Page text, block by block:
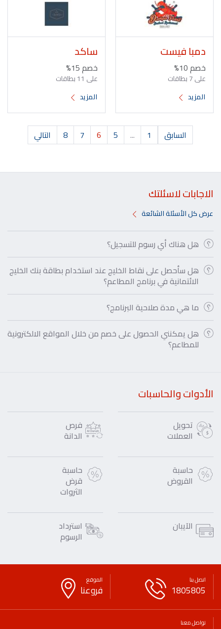
دمبا فيست
خصم 10%
على 7 بطاقات
المزيد
ساكد
خصم 15%
على 11 بطاقات
المزيد
السابق 1
...
5
6
7
8 التالي
الاجابات لاسئلتك
عرض كل الأسئلة الشائعة
هل هناك أي رسوم للتسجيل؟
هل سأحصل على نقاط الخليج عند استخدام بطاقة بنك الخليج
الائتمانية في برنامج المطاعم؟
ما هي مدة صلاحية البرنامج؟
هل يمكنني الحصول على خصم من خلال المواقع الالكترونية
للمطاعم؟
الأدوات والحاسبات
تحويل
العملات
فرص
الدانة
حاسبة
القروض
حاسبة
قرض
الثروات
الآيبان استرداد
الرسوم
اتصل بنا
1805805
الموقع
فروعنا
تواصل معنا